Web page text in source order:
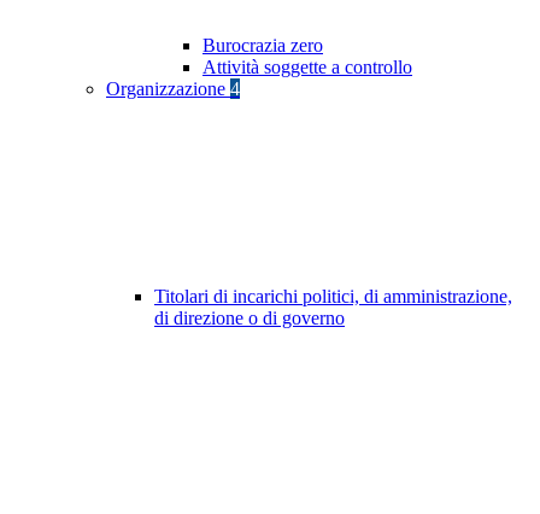
Burocrazia zero
Attività soggette a controllo
Organizzazione 4
Titolari di incarichi politici, di amministrazione,
di direzione o di governo